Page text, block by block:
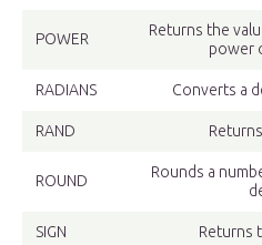
POWER
Returns the
power
RADIANS Converts a
RAND
ROUND
Rounds a
SIGN Returns